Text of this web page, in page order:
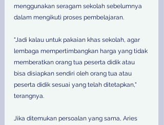
menggunakan seragam sekolah sebelumnya
dalam mengikuti proses pembelajaran.
"Jadi kalau untuk pakaian khas sekolah, agar
lembaga mempertimbangkan harga yang tidak
memberatkan orang tua peserta didik atau
bisa disiapkan sendiri oleh orang tua atau
peserta didik sesuai yang telah ditetapkan,"
terangnya.
Jika ditemukan persoalan yang sama, Aries